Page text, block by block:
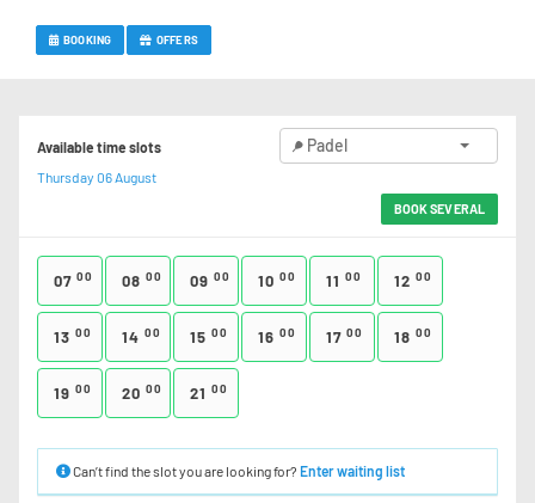
BOOKING OFFERS
Available time slots
Thursday 06 August
Padel
BOOK SEVERAL
07 00 08 00 09 00 10 00 11 00 12 00
13 00 14 00 15 00 16 00 17 00 18 00
19 00 20 00 21 00
Can’t find the slot you are looking for? Enter waiting list